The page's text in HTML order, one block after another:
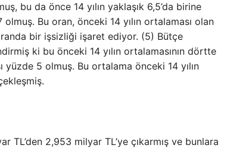
bu da önce 14 yılın yaklaşık 6,5’da birine
Bu oran, önceki 14 yılın ortalaması olan
bir işsizliği işaret ediyor. (5) Bütçe
ki bu önceki 14 yılın ortalamasının dörtte
5 olmuş. Bu ortalama önceki 14 yılın
2,953 milyar TL’ye çıkarmış ve bunlara